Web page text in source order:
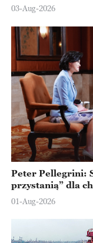
Ningbo
03-Aug-2026
Peter Pellegrini:
przystanią” dla
Europejskiej
01-Aug-2026